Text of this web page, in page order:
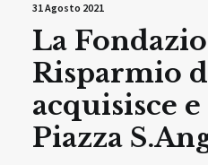
31 Agosto 2021
La
Risparmio
acquisisce
Piazza